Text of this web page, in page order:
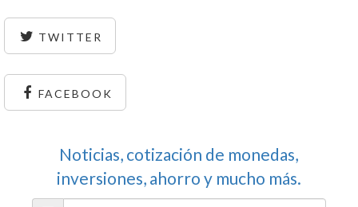
TWITTER
FACEBOOK
Noticias, cotización de monedas,
inversiones, ahorro y mucho más.